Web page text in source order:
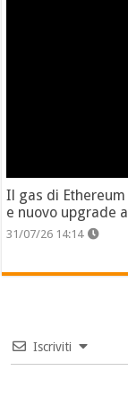
Il gas di
e nuovo upgrade
31/07/26 14:14
Iscriviti